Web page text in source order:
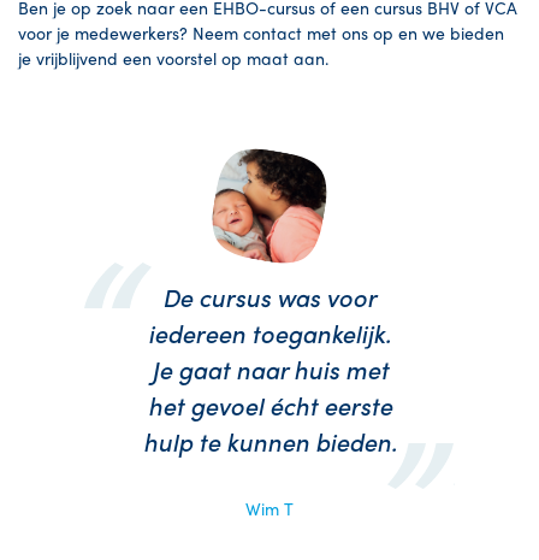
Ben je op zoek naar een EHBO-cursus of een cursus BHV of VCA
voor je medewerkers? Neem contact met ons op en we bieden
je vrijblijvend een voorstel op maat aan.
De cursus was voor
iedereen toegankelijk.
Je gaat naar huis met
het gevoel écht eerste
hulp te kunnen bieden.
Wim T